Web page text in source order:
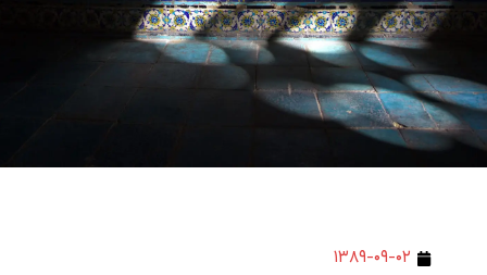
۱۳۸۹-۰۹-۰۲